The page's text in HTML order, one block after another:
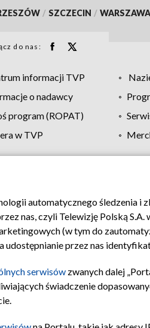
/ SZCZECIN / WARSZAWA
do nas:
informacji TVP
o nadawcy
program (ROPAT)
w TVP
Moje zgody Pomoc
automatycznego śledzenia i
nas, czyli Telewizję Polską S.A.
(w tym do
udostępnianie przez nas
serwisów zwanych dalej
świadczenie